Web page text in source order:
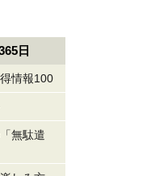
日
情報100
無駄遣